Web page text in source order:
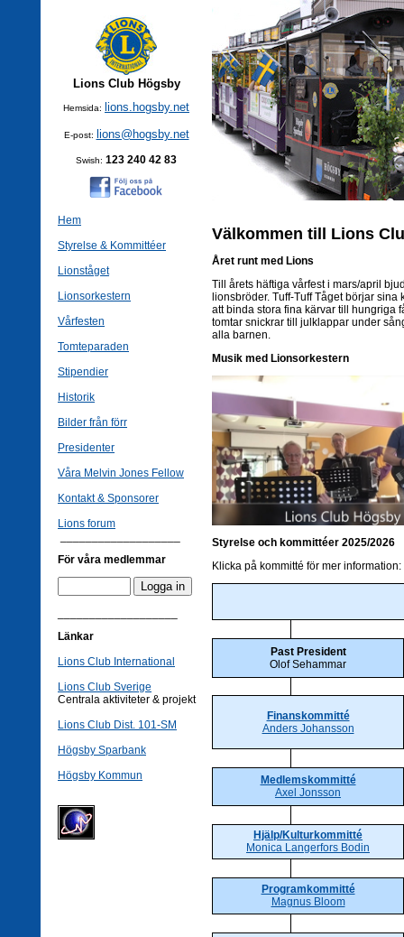
Lions Club Högsby
Hemsida: lions.hogsby.net
E-post: lions@hogsby.net
Swish: 123 240 42 83
Hem
Styrelse & Kommittéer
Lionståget
Lionsorkestern
Vårfesten
Tomteparaden
Stipendier
Historik
Bilder från förr
Presidenter
Våra Melvin Jones Fellow
Kontakt & Sponsorer
Lions forum
För våra medlemmar
Länkar
Lions Club International
Lions Club Sverige
Centrala aktiviteter & projekt
Lions Club Dist. 101-SM
Högsby Sparbank
Högsby Kommun
Välkommen till Lions
Året runt med Lions
Till årets häftiga vårfest i mars/april
lionsbröder. Tuff-Tuff Tåget börjar
att binda stora fina kärvar till hungriga
tomtar snickrar till julklappar under
alla barnen.
Musik med Lionsorkestern
Styrelse och kommittéer 2025/2026
Klicka på kommitté för mer information:
Past President
Olof Sehammar
Finanskommitté
Anders Johansson
Medlemskommitté
Axel Jonsson
Hjälp/Kulturkommitté
Monica Langerfors Bodin
Programkommitté
Magnus Bloom